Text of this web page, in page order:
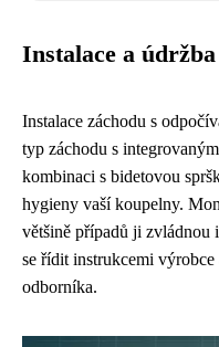
Instalace a údržba
Instalace záchodu s
typ záchodu s
kombinaci s bidetovou
hygieny vaší koupelny.
většině případů ji
se řídit instrukcemi výrobce
odborníka.